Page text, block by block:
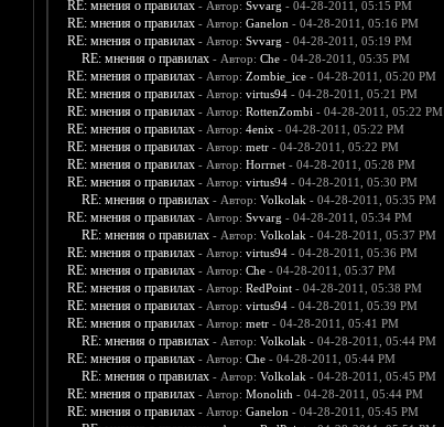
RE: мнения о правилах - Автор: Svvarg - 04-28-2011, 05:15 PM
RE: мнения о правилах - Автор: Ganelon - 04-28-2011, 05:16 PM
RE: мнения о правилах - Автор: Svvarg - 04-28-2011, 05:19 PM
RE: мнения о правилах - Автор: Che- 04-28-2011, 05:35 PM
RE: мнения о правилах - Автор: Zombie_ice- 04-28-2011, 05:20 PM
RE: мнения о правилах - Автор: virtus94- 04-28-2011, 05:21 PM
RE: мнения о правилах - Автор: RottenZombi - 04-28-2011, 05:22 PM
RE: мнения о правилах - Автор: 4enix - 04-28-2011, 05:22 PM
RE: мнения о правилах - Автор: metr- 04-28-2011, 05:22 PM
RE: мнения о правилах - Автор: Horrnet- 04-28-2011, 05:28 PM
RE: мнения о правилах - Автор: virtus94- 04-28-2011, 05:30 PM
RE: мнения о правилах - Автор: Volkolak - 04-28-2011, 05:35 PM
RE: мнения о правилах - Автор: Svvarg - 04-28-2011, 05:34 PM
RE: мнения о правилах - Автор: Volkolak - 04-28-2011, 05:37 PM
RE: мнения о правилах - Автор: virtus94- 04-28-2011, 05:36 PM
RE: мнения о правилах - Автор: Che- 04-28-2011, 05:37 PM
RE: мнения о правилах - Автор: RedPoint- 04-28-2011, 05:38 PM
RE: мнения о правилах - Автор: virtus94- 04-28-2011, 05:39 PM
RE: мнения о правилах - Автор: metr- 04-28-2011, 05:41 PM
RE: мнения о правилах - Автор: Volkolak - 04-28-2011, 05:44 PM
RE: мнения о правилах - Автор: Che- 04-28-2011, 05:44 PM
RE: мнения о правилах - Автор: Volkolak - 04-28-2011, 05:45 PM
RE: мнения о правилах - Автор: Monolith - 04-28-2011, 05:44 PM
RE: мнения о правилах - Автор: Ganelon - 04-28-2011, 05:45 PM